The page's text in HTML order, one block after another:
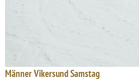
Männer Vikersund Samstag